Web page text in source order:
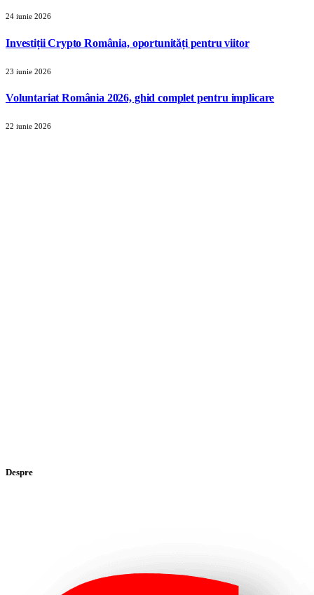
24 iunie 2026
Investiții Crypto România, oportunități pentru viitor
23 iunie 2026
Voluntariat România 2026, ghid complet pentru implicare
22 iunie 2026
Despre